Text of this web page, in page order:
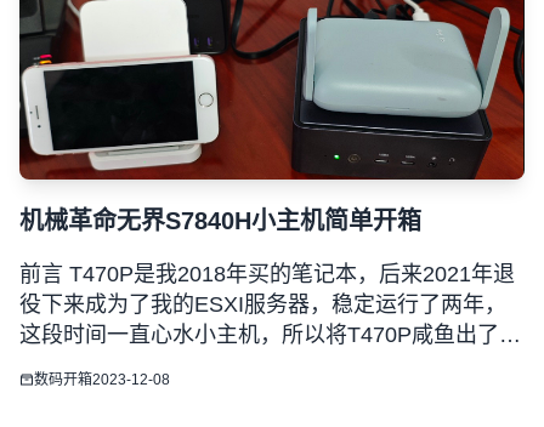
机械革命无界S7840H小主机简单开箱
前言 T470P是我2018年买的笔记本，后来2021年退
役下来成为了我的ESXI服务器，稳定运行了两年，
这段时间一直心水小主机，所以将T470P咸鱼出了，
然后买了一个机械革命的无界S，处理器也是mini主
数码开箱2023-12-08